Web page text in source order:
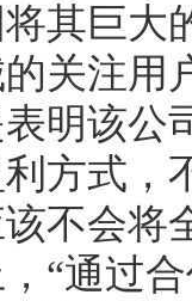
其巨大
关注用
明该公
方式，
不会将
“通过